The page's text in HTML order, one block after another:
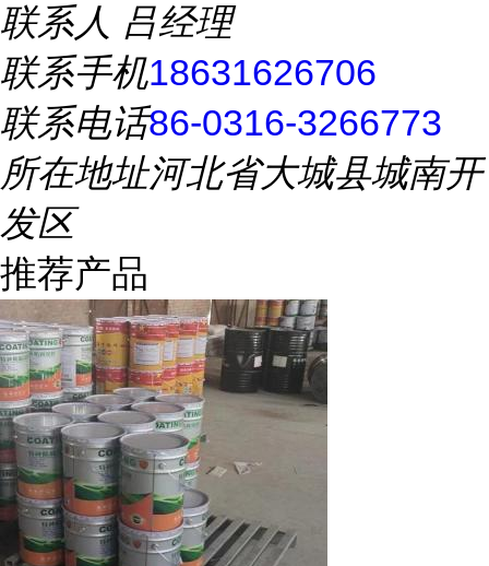
联系人 吕经理
联系手机18631626706
联系电话86-0316-3266773
所在地址河北省大城县城南开
发区
推荐产品